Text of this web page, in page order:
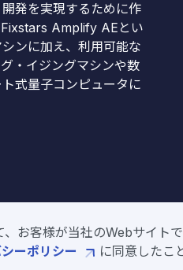
お客様が当社のWebサイト
ーポリシー に同意したこ
発を実現するために作
Fixstars Amplify AEとい
ンに加え、利用可能な
・イジングマシンや数
式量子コンピュータに
Copyright © Fixstars Group. 本サ